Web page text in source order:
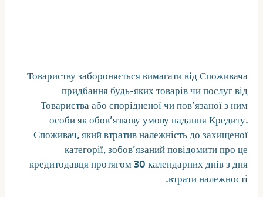
Товариству забороняється вимагати від Споживача
придбання будь-яких товарів чи послуг від
Товариства або спорідненої чи пов’язаної з ним
особи як обов’язкову умову надання Кредиту.
Споживач, який втратив належність до захищеної
категорії, зобов’язаний повідомити про це
кредитодавця протягом 30 календарних днів з дня
втрати належності.